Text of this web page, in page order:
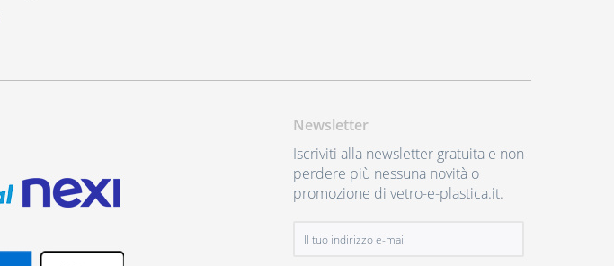
Newsletter
Iscriviti alla newsletter gratuita e non
perdere più nessuna novità o
promozione di vetro-e-plastica.it.